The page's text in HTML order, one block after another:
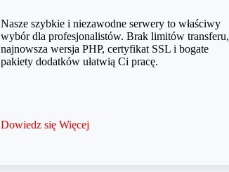
Nasze szybkie i niezawodne serwery to właściwy
wybór dla profesjonalistów. Brak limitów transferu,
najnowsza wersja PHP, certyfikat SSL i bogate
pakiety dodatków ułatwią Ci pracę.
Dowiedz się Więcej